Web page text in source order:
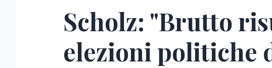
Scholz: "Brutto
elezioni politiche